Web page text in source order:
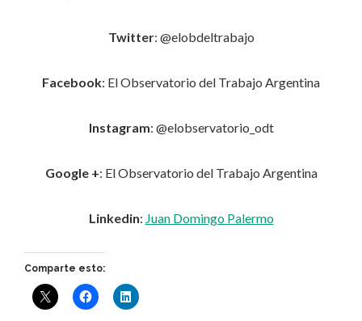
Twitter: @elobdeltrabajo
Facebook: El Observatorio del Trabajo Argentina
Instagram: @elobservatorio_odt
Google +: El Observatorio del Trabajo Argentina
Linkedin: Juan Domingo Palermo
Comparte esto: